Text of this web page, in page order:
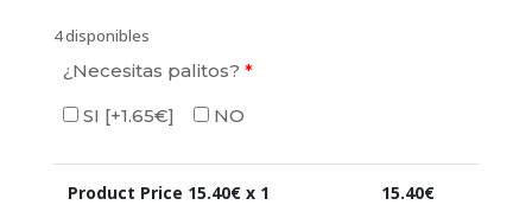
4 disponibles
¿Necesitas palitos? *
SI [+1.65€] NO
Product Price 15.40€ x 1 15.40€